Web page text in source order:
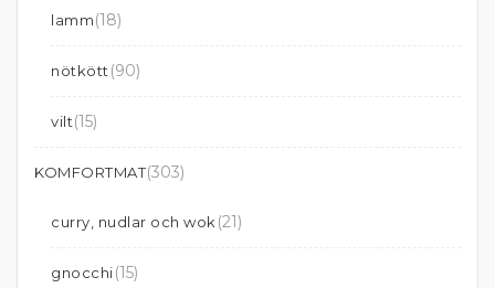
lamm(18)
nötkött (90)
vilt(15)
KOMFORTMAT(303)
curry, nudlar och wok (21)
gnocchi(15)